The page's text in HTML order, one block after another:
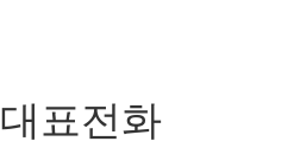
대표전화